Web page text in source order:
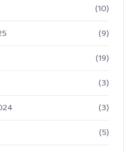
(10)
(9)
(19)
(3)
(3)
(5)